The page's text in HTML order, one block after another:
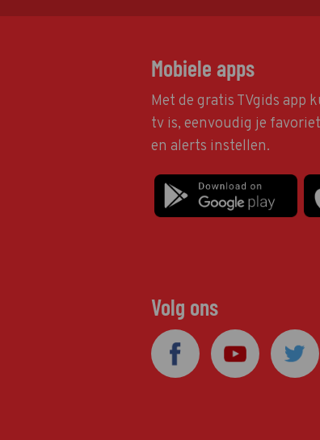
Mobiele apps
Met de gratis TVgids app
tv is, eenvoudig je
en alerts instellen.
Volg ons